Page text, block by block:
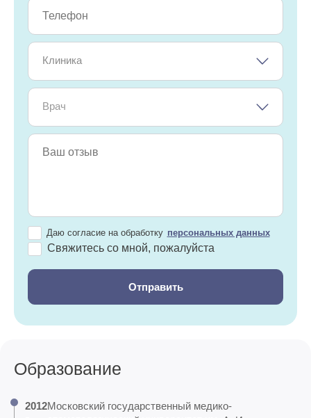
Клиника
Врач
Даю согласие на обработку персональных данных
Свяжитесь со мной, пожалуйста
Образование
2012Московский государственный медико-